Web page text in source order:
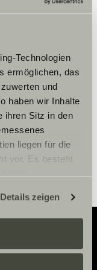
Technologien
ermöglichen, das
und
haben wir Inhalte
ihren Sitz in den
liegen für die
vor. Es besteht
Daten für
Daten
finden Sie hier:
Details zeigen
sehen.